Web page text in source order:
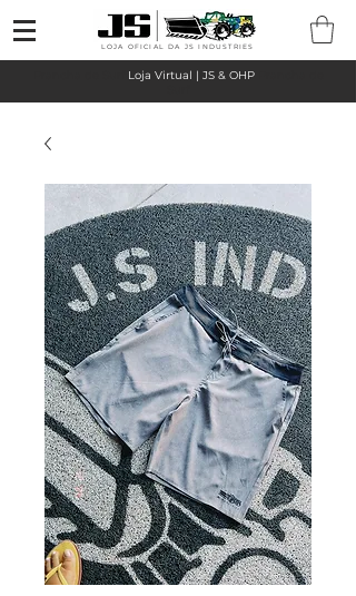
LOJA OFICIAL DA JS INDUSTRIES
Loja Virtual | JS & OHP